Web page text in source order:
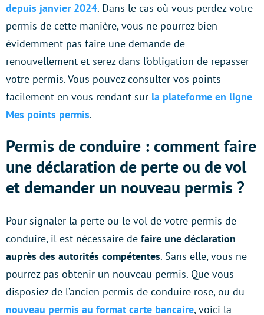
depuis janvier 2024. Dans le cas où vous perdez votre
permis de cette manière, vous ne pourrez bien
évidemment pas faire une demande de
renouvellement et serez dans l’obligation de repasser
votre permis. Vous pouvez consulter vos points
facilement en vous rendant sur la plateforme en ligne
Mes points permis.
Permis de conduire : comment faire
une déclaration de perte ou de vol
et demander un nouveau permis ?
Pour signaler la perte ou le vol de votre permis de
conduire, il est nécessaire de faire une déclaration
auprès des autorités compétentes. Sans elle, vous ne
pourrez pas obtenir un nouveau permis. Que vous
disposiez de l’ancien permis de conduire rose, ou du
nouveau permis au format carte bancaire, voici la